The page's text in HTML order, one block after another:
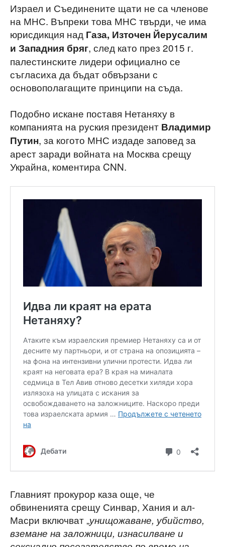
Израел и Съединените щати не са членове
на МНС. Въпреки това МНС твърди, че има
юрисдикция над Газа, Източен Йерусалим
и Западния бряг, след като през 2015 г.
палестинските лидери официално се
съгласиха да бъдат обвързани с
основополагащите принципи на съда.
Подобно искане поставя Нетаняху в
компанията на руския президент Владимир
Путин, за когото МНС издаде заповед за
арест заради войната на Москва срещу
Украйна, коментира CNN.
Главният прокурор каза още, че
обвиненията срещу Синвар, Хания и ал-
Масри включват „унищожаване, убийство,
вземане на заложници, изнасилване и